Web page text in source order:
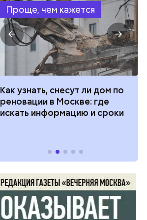
Проще, чем кажется
Как узнать, снесут ли дом по
реновации в Москве: где
искать информацию и сроки